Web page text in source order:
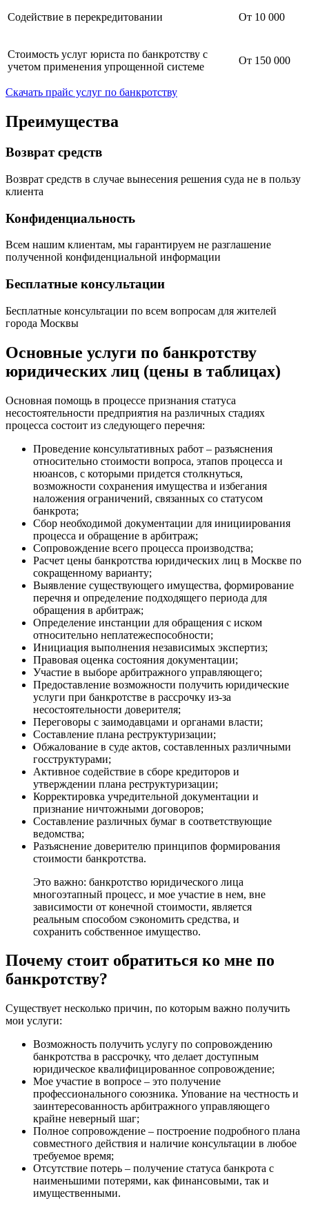
Содействие в перекредитовании От 10 000
Стоимость услуг юриста по банкротству с
учетом применения упрощенной системе
От 150 000
Скачать прайс услуг по банкротству
Преимущества
Возврат средств
Возврат средств в случае вынесения решения суда не в пользу
клиента
Конфиденциальность
Всем нашим клиентам, мы гарантируем не разглашение
полученной конфиденциальной информации
Бесплатные консультации
Бесплатные консультации по всем вопросам для жителей
города Москвы
Основные услуги по банкротству
юридических лиц (цены в таблицах)
Основная помощь в процессе признания статуса
несостоятельности предприятия на различных стадиях
процесса состоит из следующего перечня:
Проведение консультативных работ – разъяснения
относительно стоимости вопроса, этапов процесса и
нюансов, с которыми придется столкнуться,
возможности сохранения имущества и избегания
наложения ограничений, связанных со статусом
банкрота;
Сбор необходимой документации для инициирования
процесса и обращение в арбитраж;
Сопровождение всего процесса производства;
Расчет цены банкротства юридических лиц в Москве по
сокращенному варианту;
Выявление существующего имущества, формирование
перечня и определение подходящего периода для
обращения в арбитраж;
Определение инстанции для обращения с иском
относительно неплатежеспособности;
Инициация выполнения независимых экспертиз;
Правовая оценка состояния документации;
Участие в выборе арбитражного управляющего;
Предоставление возможности получить юридические
услуги при банкротстве в рассрочку из-за
несостоятельности доверителя;
Переговоры с заимодавцами и органами власти;
Составление плана реструктуризации;
Обжалование в суде актов, составленных различными
госструктурами;
Активное содействие в сборе кредиторов и
утверждении плана реструктуризации;
Корректировка учредительной документации и
признание ничтожными договоров;
Составление различных бумаг в соответствующие
ведомства;
Разъяснение доверителю принципов формирования
стоимости банкротства.
Это важно: банкротство юридического лица
многоэтапный процесс, и мое участие в нем, вне
зависимости от конечной стоимости, является
реальным способом сэкономить средства, и
сохранить собственное имущество.
Почему стоит обратиться ко мне по
банкротству?
Существует несколько причин, по которым важно получить
мои услуги:
Возможность получить услугу по сопровождению
банкротства в рассрочку, что делает доступным
юридическое квалифицированное сопровождение;
Мое участие в вопросе – это получение
профессионального союзника. Упование на честность и
заинтересованность арбитражного управляющего
крайне неверный шаг;
Полное сопровождение – построение подробного плана
совместного действия и наличие консультации в любое
требуемое время;
Отсутствие потерь – получение статуса банкрота с
наименьшими потерями, как финансовыми, так и
имущественными.